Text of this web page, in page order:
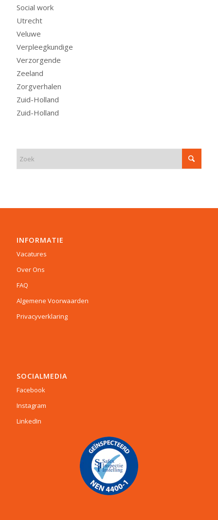
Social work
Utrecht
Veluwe
Verpleegkundige
Verzorgende
Zeeland
Zorgverhalen
Zuid-Holland
Zuid-Holland
INFORMATIE
Vacatures
Over Ons
FAQ
Algemene Voorwaarden
Privacyverklaring
SOCIALMEDIA
Facebook
Instagram
LinkedIn